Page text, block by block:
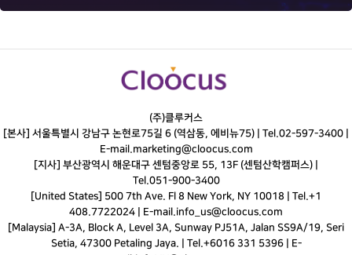
(주)클루커스
[본사] 서울특별시 강남구 논현로75길 6 (역삼동, 에비뉴75) | Tel.02-597-3400
E-mail.marketing@cloocus.com
[지사] 부산광역시 해운대구 센텀중앙로 55, 13F (센텀산학캠퍼스) |
Tel.051-900-3400
[United States] 500 7th Ave. Fl 8 New York, NY 10018 | Tel.+1
408.7722024 | E-mail.info_us@cloocus.com
[Malaysia] A-3A, Block A, Level 3A, Sunway PJ51A, Jalan SS9A/19, Seri
Setia, 47300 Petaling Jaya. | Tel.+6016 331 5396 | E-